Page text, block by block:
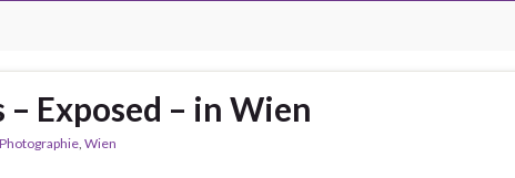
Exposed – in Wien
Photographie, Wien